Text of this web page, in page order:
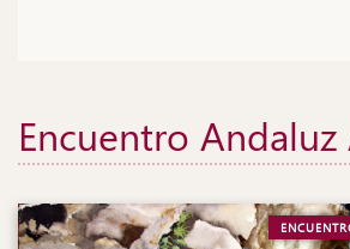
Encuentro Andaluz